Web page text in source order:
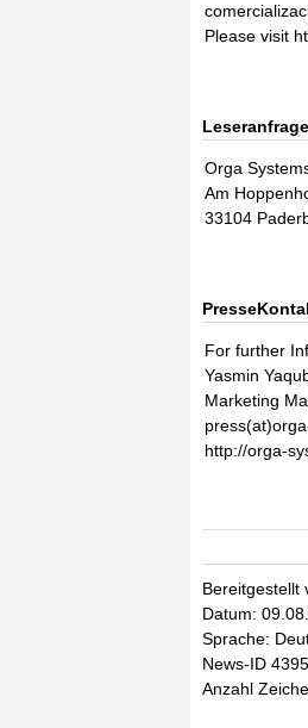
Please visit
Orga
Am
33104
For further
Yasmin
Marketing
http://orga-
Bereitgestellt
Datum:
Sprache:
News-ID
Anzahl